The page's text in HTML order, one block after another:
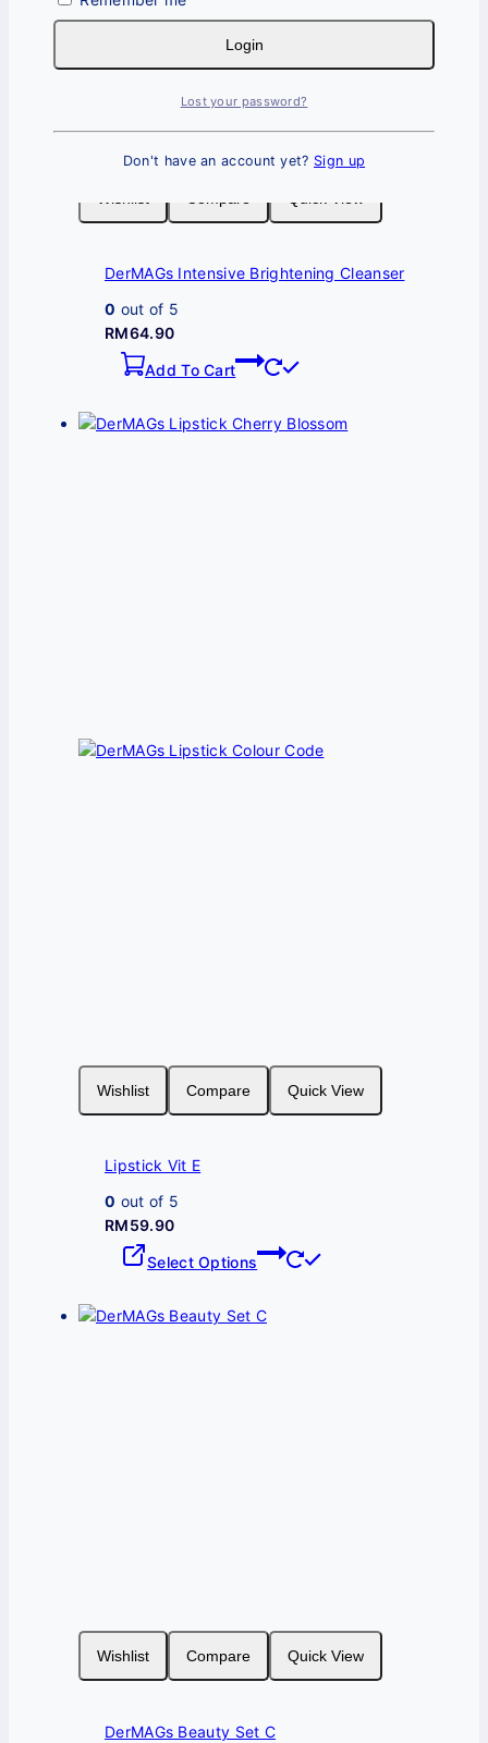
DerMAGs Intensive Brightening Cleanser
0 out of 5
RM64.90
Add To Cart
Wishlist Compare Quick View
Lipstick Vit E
0 out of 5
RM59.90
Select Options
Wishlist Compare Quick View
DerMAGs Beauty Set C
Login
Lost your password?
Don't have an account yet? Sign up